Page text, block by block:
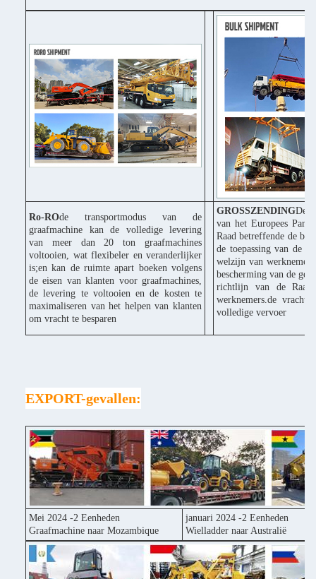
Ro-ROde transportmodus van de
graafmachine kan de volledige levering
van meer dan 20 ton graafmachines
voltooien, wat flexibeler en veranderlijker
is;en kan de ruimte apart boeken volgens
de eisen van klanten voor graafmachines,
de levering te voltooien en de kosten te
maximaliseren van het helpen van klanten
om vracht te besparen
GROSSZENDINGDe
van het Europees
Raad betreffende de
de toepassing van de
welzijn van
bescherming van de
richtlijn van de Raad
werknemers.de
volledige vervoer
EXPORT-gevallen:
Mei 2024 -2 Eenheden
Graafmachine naar Mozambique
januari 2024 -2 Eenheden
Wielladder naar Australië